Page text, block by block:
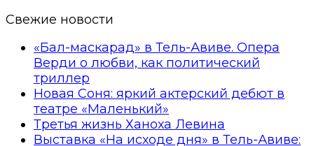
Свежие новости
«Бал-маскарад» в Тель-Авиве. Опера
Верди о любви, как политический
триллер
Новая Соня: яркий актерский дебют в
театре «Маленький»
Третья жизнь Ханоха Левина
Выставка «На исходе дня» в Тель-Авиве: